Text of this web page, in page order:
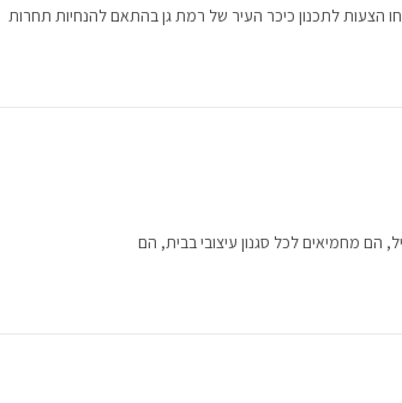
הצעות לתכנון כיכר העיר של רמת גן בהתאם להנחיות תחרות
הם מחמיאים לכל סגנון עיצובי בבית, הם